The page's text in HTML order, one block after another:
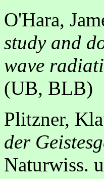
O'Hara,
study and
wave
(UB, BLB)
Plitzner,
der
Naturwiss.